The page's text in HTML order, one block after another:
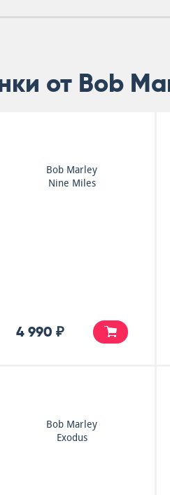
от Bob
Bob Marley
Nine Miles
4 990 ₽
Bob Marley
Exodus